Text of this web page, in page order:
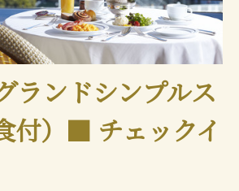
ランドシンプルス
付）■ チェックイ